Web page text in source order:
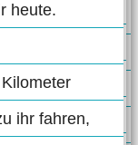
heute.
ihr fahren,